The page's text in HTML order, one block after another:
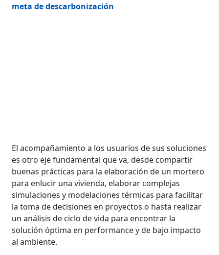
meta de descarbonización
El acompañamiento a los usuarios de sus soluciones
es otro eje fundamental que va, desde compartir
buenas prácticas para la elaboración de un mortero
para enlucir una vivienda, elaborar complejas
simulaciones y modelaciones térmicas para facilitar
la toma de decisiones en proyectos o hasta realizar
un análisis de ciclo de vida para encontrar la
solución óptima en performance y de bajo impacto
al ambiente.